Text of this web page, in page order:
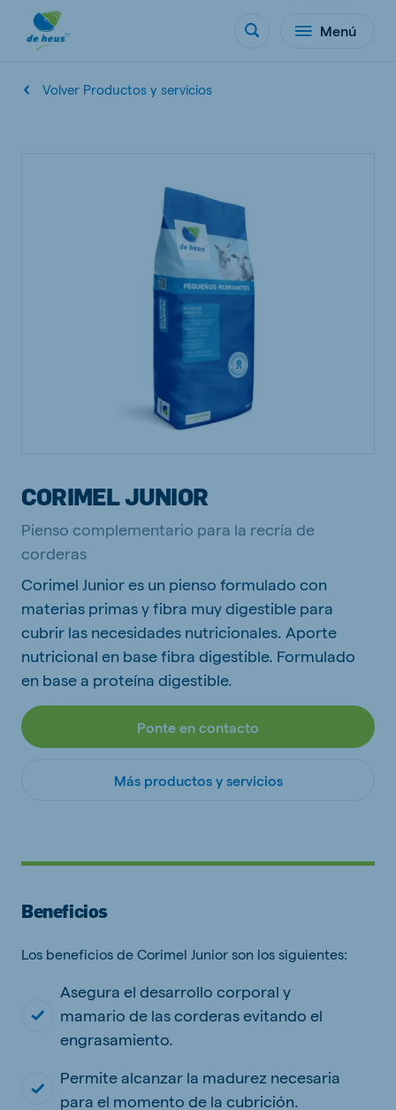
Menú
Volver Productos y servicios
CORIMEL JUNIOR
Pienso complementario para la recría de
corderas
Corimel Junior es un pienso formulado con
materias primas y fibra muy digestible para
cubrir las necesidades nutricionales. Aporte
nutricional en base fibra digestible. Formulado
en base a proteína digestible.
Ponte en contacto
Más productos y servicios
Beneficios
Los beneficios de Corimel Junior son los siguientes:
Asegura el desarrollo corporal y
mamario de las corderas evitando el
engrasamiento.
Permite alcanzar la madurez necesaria
para el momento de la cubrición.